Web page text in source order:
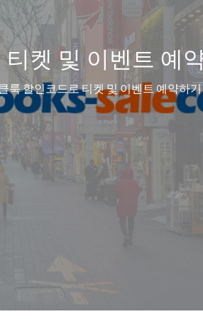
켓 및 이벤트 예
룩 할인코드로 티켓 및 이벤트 예약하기